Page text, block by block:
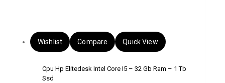
Wishlist Compare Quick View
Cpu Hp Elitedesk Intel Core I5 – 32 Gb Ram – 1 Tb
Ssd